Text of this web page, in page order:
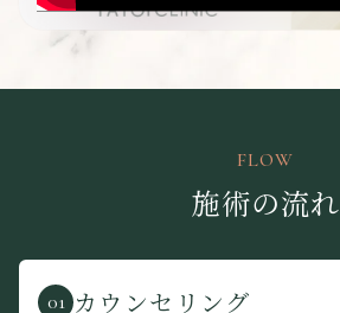
FLOW
施術の流れ
01 カウンセリング